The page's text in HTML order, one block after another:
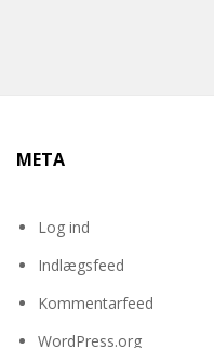
META
Log ind
Indlægsfeed
Kommentarfeed
WordPress.org